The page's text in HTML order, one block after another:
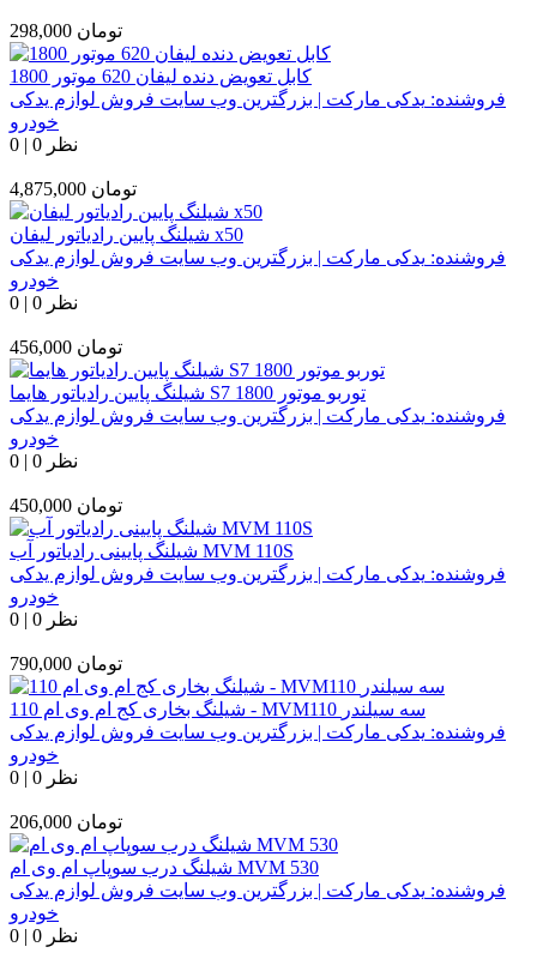
298,000 تومان
کابل تعویض دنده لیفان 620 موتور 1800
فروشنده: یدکی مارکت | بزرگترین وب سایت فروش لوازم یدکی
خودرو
0 | 0 نظر
4,875,000 تومان
شیلنگ پایین رادیاتور لیفان x50
فروشنده: یدکی مارکت | بزرگترین وب سایت فروش لوازم یدکی
خودرو
0 | 0 نظر
456,000 تومان
شیلنگ پایین رادیاتور هایما S7 توربو موتور 1800
فروشنده: یدکی مارکت | بزرگترین وب سایت فروش لوازم یدکی
خودرو
0 | 0 نظر
450,000 تومان
شیلنگ پایینی رادیاتور آب MVM 110S
فروشنده: یدکی مارکت | بزرگترین وب سایت فروش لوازم یدکی
خودرو
0 | 0 نظر
790,000 تومان
شیلنگ بخاری کج ام وی ام 110 - MVM110 سه سیلندر
فروشنده: یدکی مارکت | بزرگترین وب سایت فروش لوازم یدکی
خودرو
0 | 0 نظر
206,000 تومان
شیلنگ درب سوپاپ ام وی ام MVM 530
فروشنده: یدکی مارکت | بزرگترین وب سایت فروش لوازم یدکی
خودرو
0 | 0 نظر